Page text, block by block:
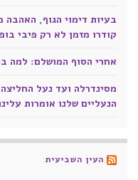
בעיות דימוי הגוף,
קודרו מזמן לא רק פיבי
אחרי הסוף המושלם: למה
מסינדרלה ועד נעל
הנעליים שלנו אומרות
העין השביעית